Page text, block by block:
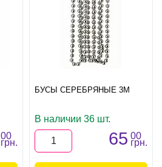
00
грн.
БУСЫ СЕРЕБРЯНЫЕ 3М
В наличии 36 шт.
65 00
грн.